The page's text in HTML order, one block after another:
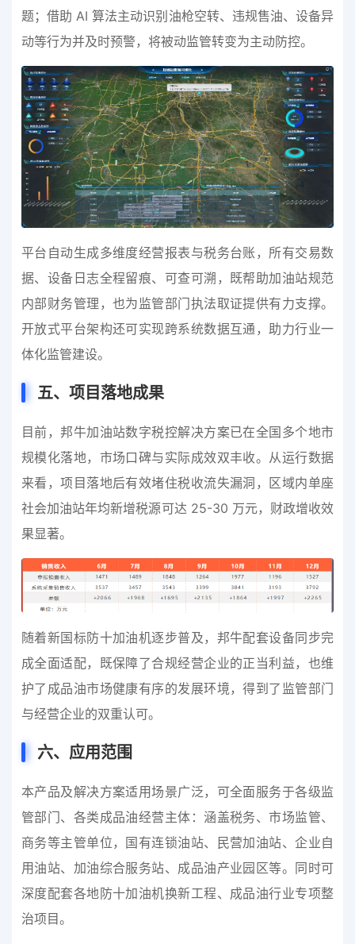
题；借助 AI 算法主动识别油枪空转、违规售油、设备异
动等行为并及时预警，将被动监管转变为主动防控。
平台自动生成多维度经营报表与税务台账，所有交易数
据、设备日志全程留痕、可查可溯，既帮助加油站规范
内部财务管理，也为监管部门执法取证提供有力支撑。
开放式平台架构还可实现跨系统数据互通，助力行业一
体化监管建设。
五、项目落地成果
目前，邦牛加油站数字税控解决方案已在全国多个地市
规模化落地，市场口碑与实际成效双丰收。从运行数据
来看，项目落地后有效堵住税收流失漏洞，区域内单座
社会加油站年均新增税源可达 25-30 万元，财政增收效
果显著。
随着新国标防十加油机逐步普及，邦牛配套设备同步完
成全面适配，既保障了合规经营企业的正当利益，也维
护了成品油市场健康有序的发展环境，得到了监管部门
与经营企业的双重认可。
六、应用范围
本产品及解决方案适用场景广泛，可全面服务于各级监
管部门、各类成品油经营主体：涵盖税务、市场监管、
商务等主管单位，国有连锁油站、民营加油站、企业自
用油站、加油综合服务站、成品油产业园区等。同时可
深度配套各地防十加油机换新工程、成品油行业专项整
治项目。